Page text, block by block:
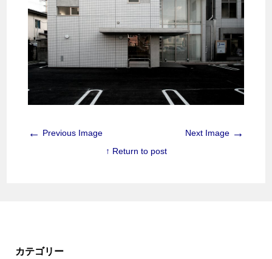
← Previous Image Next Image →
↑ Return to post
カテゴリー